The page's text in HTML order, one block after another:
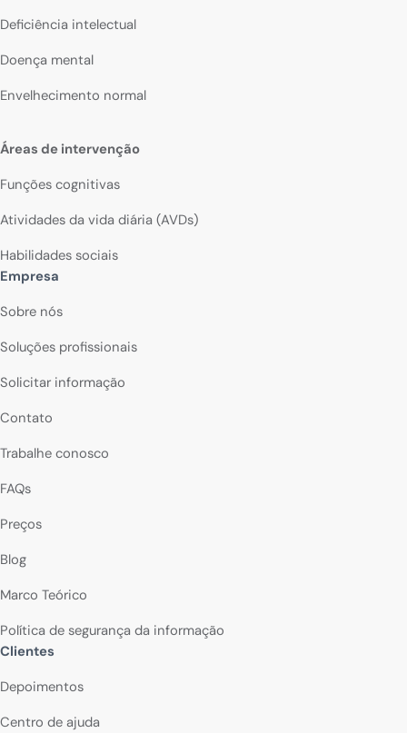
Deficiência intelectual
Doença mental
Envelhecimento normal
Áreas de intervenção
Funções cognitivas
Atividades da vida diária (AVDs)
Habilidades sociais
Empresa
Sobre nós
Soluções profissionais
Solicitar informação
Contato
Trabalhe conosco
FAQs
Preços
Blog
Marco Teórico
Política de segurança da informação
Clientes
Depoimentos
Centro de ajuda